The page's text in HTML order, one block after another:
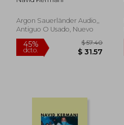
Fragen Nach Gott (en
Argon Sauerländer Audio,,
Antiguo O Usado, Nuevo